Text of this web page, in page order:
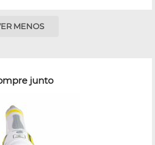
MENOS
junto